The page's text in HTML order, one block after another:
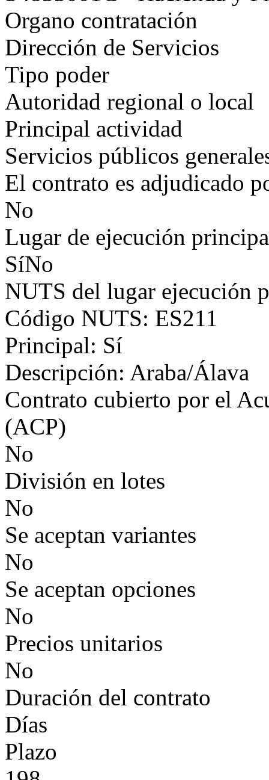
Organo contratación
Dirección de Servicios
Tipo poder
Autoridad regional o local
Principal actividad
Servicios públicos
El contrato es adjudicado
No
Lugar de ejecución
SíNo
NUTS del lugar ejecución
Código NUTS: ES211
Principal: Sí
Descripción: Araba/Álava
Contrato cubierto por el
(ACP)
No
División en lotes
No
Se aceptan variantes
No
Se aceptan opciones
No
Precios unitarios
No
Duración del contrato
Días
Plazo